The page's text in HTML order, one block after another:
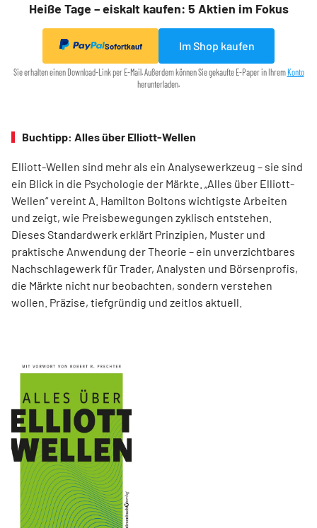
Heiße Tage – eiskalt kaufen: 5 Aktien im Fokus
Sofortkauf Im Shop kaufen
Sie erhalten einen Download-Link per E-Mail. Außerdem können Sie gekaufte E-Paper in Ihrem Konto
herunterladen.
Buchtipp: Alles über Elliott-Wellen
Elliott-Wellen sind mehr als ein Analysewerkzeug – sie sind
ein Blick in die Psychologie der Märkte. „Alles über Elliott-
Wellen“ vereint A. Hamilton Boltons wichtigste Arbeiten
und zeigt, wie Preisbewegungen zyklisch entstehen.
Dieses Standardwerk erklärt Prinzipien, Muster und
praktische Anwendung der Theorie – ein unverzichtbares
Nachschlagewerk für Trader, Analysten und Börsenprofis,
die Märkte nicht nur beobachten, sondern verstehen
wollen. Präzise, tiefgründig und zeitlos aktuell.